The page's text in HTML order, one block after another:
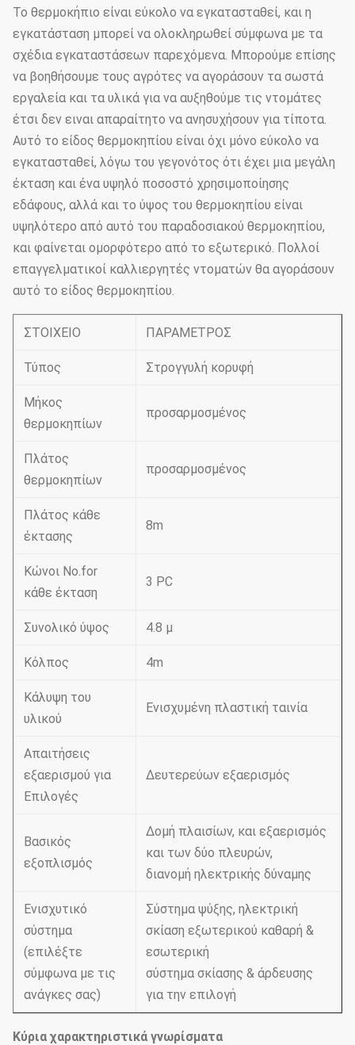
Το θερμοκήπιο είναι εύκολο να εγκατασταθεί, και η
εγκατάσταση μπορεί να ολοκληρωθεί σύμφωνα με τα
σχέδια εγκαταστάσεων παρεχόμενα. Μπορούμε επίσης
να βοηθήσουμε τους αγρότες να αγοράσουν τα σωστά
εργαλεία και τα υλικά για να αυξηθούμε τις ντομάτες
έτσι δεν ειναι απαραίτητο να ανησυχήσουν για τίποτα.
Αυτό το είδος θερμοκηπίου είναι όχι μόνο εύκολο να
εγκατασταθεί, λόγω του γεγονότος ότι έχει μια μεγάλη
έκταση και ένα υψηλό ποσοστό χρησιμοποίησης
εδάφους, αλλά και το ύψος του θερμοκηπίου είναι
υψηλότερο από αυτό του παραδοσιακού θερμοκηπίου,
και φαίνεται ομορφότερο από το εξωτερικό. Πολλοί
επαγγελματικοί καλλιεργητές ντοματών θα αγοράσουν
αυτό το είδος θερμοκηπίου.
ΣΤΟΙΧΕΙΟ ΠΑΡΑΜΕΤΡΟΣ
Τύπος Στρογγυλή κορυφή
Μήκος
θερμοκηπίων
προσαρμοσμένος
Πλάτος
θερμοκηπίων
προσαρμοσμένος
Πλάτος κάθε
έκτασης
8m
Κώνοι No.for
κάθε έκταση
3 PC
Συνολικό ύψος 4.8 μ
Κόλπος 4m
Κάλυψη του
υλικού
Ενισχυμένη πλαστική ταινία
Απαιτήσεις
εξαερισμού για
Επιλογές
Δευτερεύων εξαερισμός
Βασικός
εξοπλισμός
Δομή πλαισίων, και εξαερισμός
και των δύο πλευρών,
διανομή ηλεκτρικής δύναμης
Ενισχυτικό
σύστημα
(επιλέξτε
σύμφωνα με τις
ανάγκες σας)
Σύστημα ψύξης, ηλεκτρική
σκίαση εξωτερικού καθαρή &
εσωτερική
σύστημα σκίασης & άρδευσης
για την επιλογή
Κύρια χαρακτηριστικά γνωρίσματα